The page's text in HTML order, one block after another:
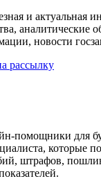
и актуальная
аналитические
новости
рассылку
помощники для
которые
штрафов,